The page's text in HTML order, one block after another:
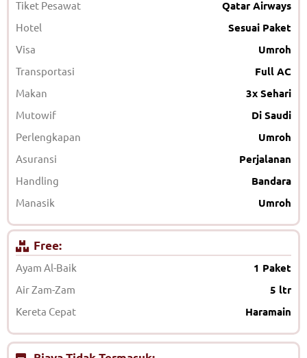
Tiket Pesawat Qatar Airways
Hotel Sesuai Paket
Visa Umroh
Transportasi Full AC
Makan 3x Sehari
Mutowif Di Saudi
Perlengkapan Umroh
Asuransi Perjalanan
Handling Bandara
Manasik Umroh
Free:
Ayam Al-Baik 1 Paket
Air Zam-Zam 5 ltr
Kereta Cepat Haramain